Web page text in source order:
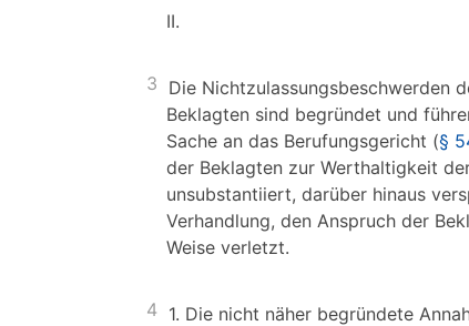
II.
3 Die Nichtzulassungsbeschwerden
Beklagten sind begründet und
Sache an das Berufungsgericht (§
der Beklagten zur Werthaltigkeit
unsubstantiiert, darüber hinaus
Verhandlung, den Anspruch der
Weise verletzt.
4 1. Die nicht näher begründete